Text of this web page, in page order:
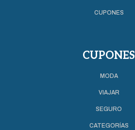
CUPONES
CUPONES
MODA
VIAJAR
SEGURO
CATEGORÍAS